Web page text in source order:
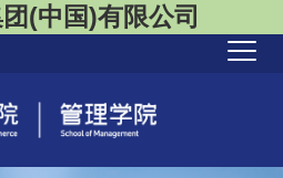
(中国)有限公司